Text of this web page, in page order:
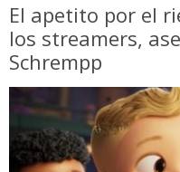
El apetito por el
los streamers,
Schrempp